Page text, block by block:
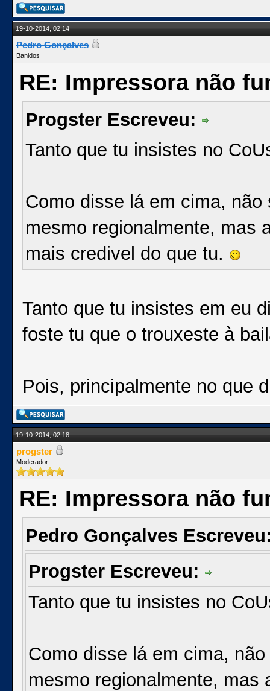
19-10-2014, 02:14
Pedro Gonçalves
Banidos
RE: Impressora não
Progster Escreveu:
Tanto que tu insistes no
Como disse lá em cima,
mesmo regionalmente, mas
mais credivel do que tu.
Tanto que tu insistes em eu
foste tu que o trouxeste à
Pois, principalmente no que
19-10-2014, 02:18
progster
Moderador
RE: Impressora não
Pedro Gonçalves
Progster Escreveu:
Tanto que tu insistes no
Como disse lá em cima,
mesmo regionalmente, mas